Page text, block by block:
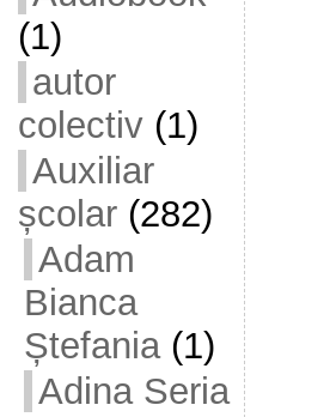
(1)
autor
colectiv(1)
Auxiliar
școlar(282)
Adam
Bianca
Ștefania(1)
Adina Seria